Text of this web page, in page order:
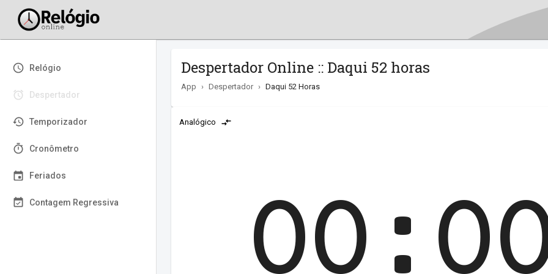
Relógio
Despertador
Temporizador
Cronômetro
Feriados
Contagem Regressiva
Despertador Online :: Daqui 52 horas
App › Despertador › Daqui 52 Horas
Analógico